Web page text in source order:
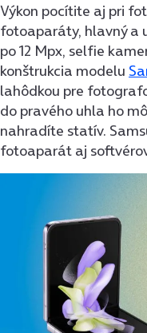
Výkon pocítite aj pri
fotoaparáty, hlavný a
po 12 Mpx, selfie
konštrukcia modelu
lahôdkou pre
do pravého uhla ho
nahradíte statív.
fotoaparát aj